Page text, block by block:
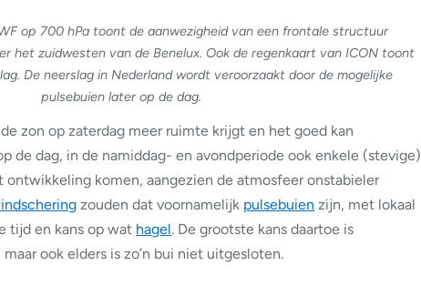
op 700 hPa toont de aanwezigheid van een frontale structuur
het zuidwesten van de Benelux. Ook de regenkaart van ICON toont
De neerslag in Nederland wordt veroorzaakt door de mogelijke
pulsebuien later op de dag.
zon op zaterdag meer ruimte krijgt en het goed kan
de dag, in de namiddag- en avondperiode ook enkele (stevige)
komen, aangezien de atmosfeer onstabieler
zouden dat voornamelijk pulsebuien zijn, met lokaal
tijd en kans op wat hagel. De grootste kans daartoe is
ook elders is zo’n bui niet uitgesloten.